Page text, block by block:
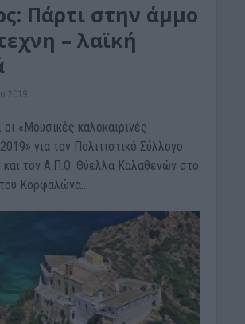
Πάρτι στην άμμο
– λαϊκή
2019
οι «Μουσικές καλοκαιρινές
για τον Πολιτιστικό Σύλλογο
και τον Α.Π.Ο. Θύελλα Καλαθενών στο
Κορφαλώνα...